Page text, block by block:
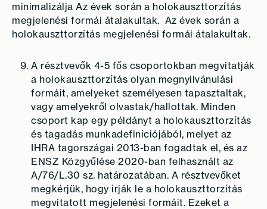
minimalizálja Az évek során a holokauszttorzítás
megjelenési formái átalakultak. Az évek során a
holokauszttorzítás megjelenési formái átalakultak.
A résztvevők 4-5 fős csoportokban megvitatják
a holokauszttorzítás olyan megnyilvánulási
formáit, amelyeket személyesen tapasztaltak,
vagy amelyekről olvastak/hallottak. Minden
csoport kap egy példányt a holokauszttorzítás
és tagadás munkadefiníciójából, melyet az
IHRA tagországai 2013-ban fogadtak el, és az
ENSZ Közgyűlése 2020-ban felhasznált az
A/76/L.30 sz. határozatában. A résztvevőket
megkérjük, hogy írják le a holokauszttorzítás
megvitatott megjelenési formáit. Ezeket a